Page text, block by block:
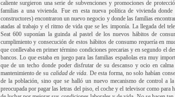
caliente surgieron una serie de subvenciones y promociones de
familias a una vivienda. Fue en esta nueva política de vivienda
constructores) encontraron un nuevo negocio y donde las familias
atadas al trabajo y el ritmo de vida que se les imponía. La llegada del
Seat 600 suponían la guinda al pastel de los nuevos hábitos de
cumplimiento y consecución de estos hábitos de consumo requería en
que conllevaba en primer término condiciones precarias y en segundo el
bancos. Lo que estaba en juego para las familias españolas era muy
que de un techo donde poder disfrutar de su descanso y ocio en
mantenimiento de su calidad de vida. De esta forma, no solo habían
de la población, sino que se halló un nuevo mecanismo de control a la
preocupada por pagar las letras del piso, el coche y el televisor como